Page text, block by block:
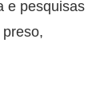
e pesquisas